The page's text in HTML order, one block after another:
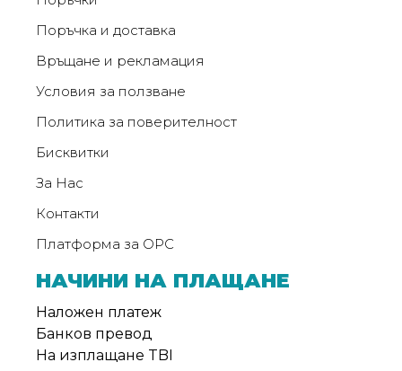
Поръчка и доставка
Връщане и рекламация
Условия за ползване
Политика за поверителност
Бисквитки
За Нас
Контакти
Платформа за ОРС
НАЧИНИ НА ПЛАЩАНЕ
Наложен платеж
Банков превод
На изплащане TBI